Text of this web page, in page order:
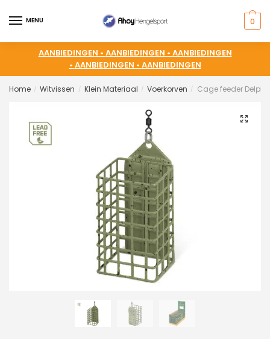
MENU 0
AANBIEDINGEN • AANBIEDINGEN • AANBIEDINGEN
• AANBIEDINGEN • AANBIEDINGEN
Home / Witvissen / Klein Materiaal / Voerkorven / Cage feeder
🔍